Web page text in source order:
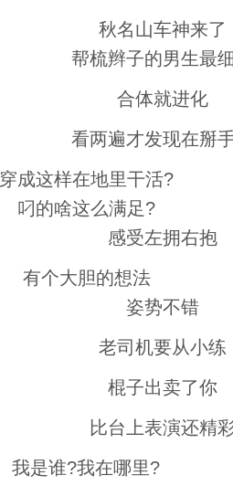
秋名山车神来了
帮梳辫子的男生最
合体就进化
看两遍才发现在掰
穿成这样在地里干活?
叼的啥这么满足?
感受左拥右抱
有个大胆的想法
姿势不错
老司机要从小练
棍子出卖了你
比台上表演还精
我是谁?我在哪里?